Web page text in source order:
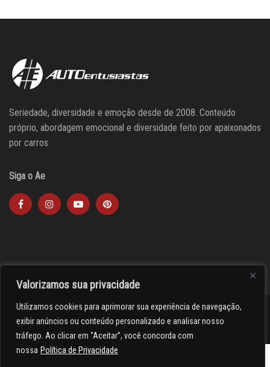
Valorizamos sua privacidade
Utilizamos cookies para aprimorar sua experiência de navegação,
exibir anúncios ou conteúdo personalizado e analisar nosso
tráfego. Ao clicar em “Aceitar”, você concorda com
nossa Política de Privacidade
Seriedade, diversidade e emoção desde de 2008. Conteúdo
próprio, abordagem emocional e diversidade feito por apaixonados
por carros
Siga o Ae
><(((º> 17